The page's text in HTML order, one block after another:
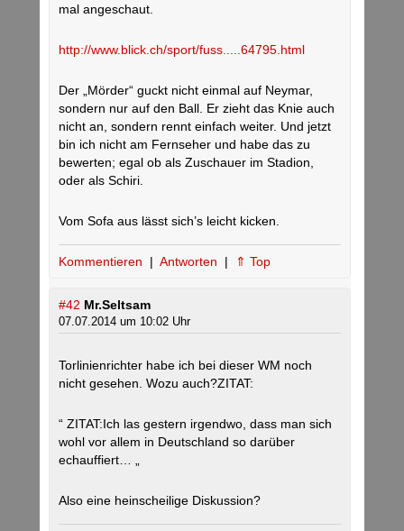
mal angeschaut.
http://www.blick.ch/sport/fuss.....64795.html
Der „Mörder“ guckt nicht einmal auf Neymar,
sondern nur auf den Ball. Er zieht das Knie auch
nicht an, sondern rennt einfach weiter. Und jetzt
bin ich nicht am Fernseher und habe das zu
bewerten; egal ob als Zuschauer im Stadion,
oder als Schiri.
Vom Sofa aus lässt sich’s leicht kicken.
Kommentieren | Antworten | ⇑ Top
#42 Mr.Seltsam
07.07.2014 um 10:02 Uhr
Torlinienrichter habe ich bei dieser WM noch
nicht gesehen. Wozu auch?ZITAT:
“ ZITAT:Ich las gestern irgendwo, dass man sich
wohl vor allem in Deutschland so darüber
echauffiert… „
Also eine heinscheilige Diskussion?